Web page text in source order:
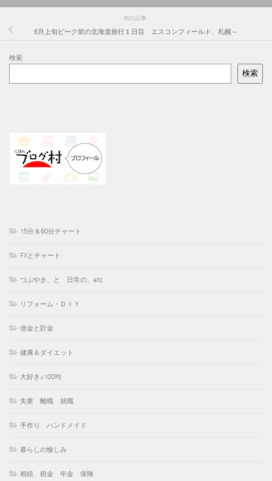
前の記事
6月上旬ピーク前の北海道旅行１日目 エスコンフィールド、札幌～
検索
検索
15分＆60分チャート
FXとチャート
つぶやき、と 日常の、etc
リフォーム・ＤＩＹ
借金と貯金
健康＆ダイエット
大好き♪100均
失業 離職 就職
手作り ハンドメイド
暮らしの愉しみ
相続 税金 年金 保険